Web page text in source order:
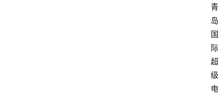
青
岛
国
际
超
级
电